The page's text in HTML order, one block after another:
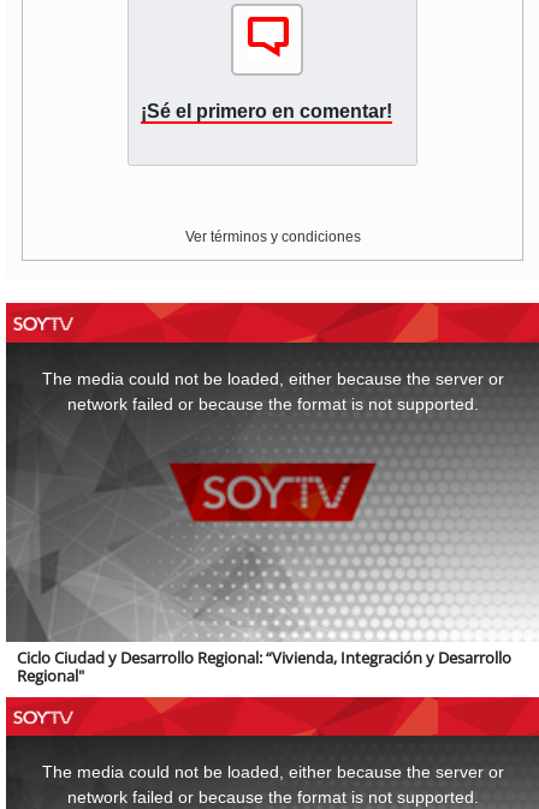
¡Sé el primero en comentar!
Ver términos y condiciones
The media could not be loaded, either because the server or
network failed or because the format is not supported.
Ciclo Ciudad y Desarrollo Regional: “Vivienda, Integración y Desarrollo
Regional"
The media could not be loaded, either because the server or
network failed or because the format is not supported.